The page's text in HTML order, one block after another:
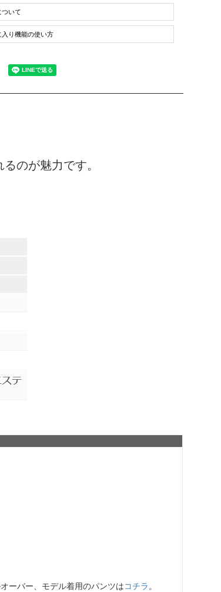
ついて
入り機能の使い方
のが魅力です。
ーバー、モデル着用のパンツはコチラ 。